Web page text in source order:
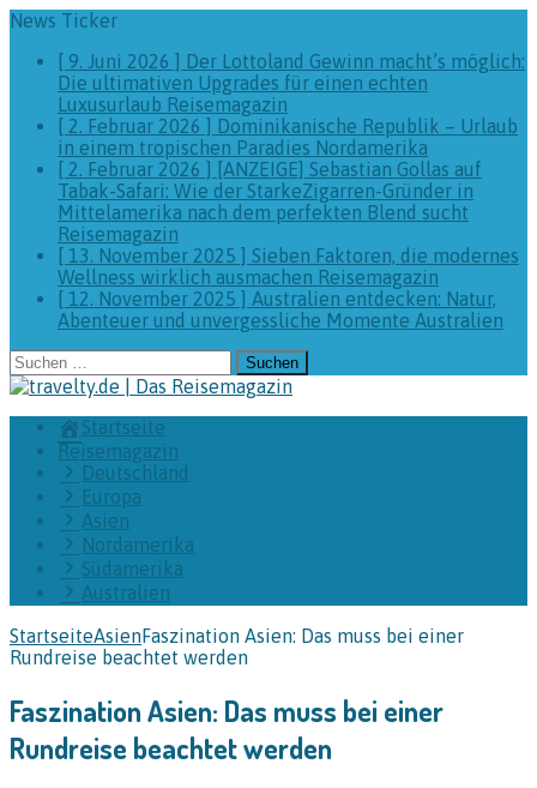
News Ticker
[ 9. Juni 2026 ] Der Lottoland Gewinn macht’s möglich:
Die ultimativen Upgrades für einen echten
Luxusurlaub Reisemagazin
[ 2. Februar 2026 ] Dominikanische Republik – Urlaub
in einem tropischen Paradies Nordamerika
[ 2. Februar 2026 ] [ANZEIGE] Sebastian Gollas auf
Tabak-Safari: Wie der StarkeZigarren-Gründer in
Mittelamerika nach dem perfekten Blend sucht
Reisemagazin
[ 13. November 2025 ] Sieben Faktoren, die modernes
Wellness wirklich ausmachen Reisemagazin
[ 12. November 2025 ] Australien entdecken: Natur,
Abenteuer und unvergessliche Momente Australien
Suchen
nach:
Startseite
Reisemagazin
Deutschland
Europa
Asien
Nordamerika
Südamerika
Australien
StartseiteAsienFaszination Asien: Das muss bei einer
Rundreise beachtet werden
Faszination Asien: Das muss bei einer
Rundreise beachtet werden